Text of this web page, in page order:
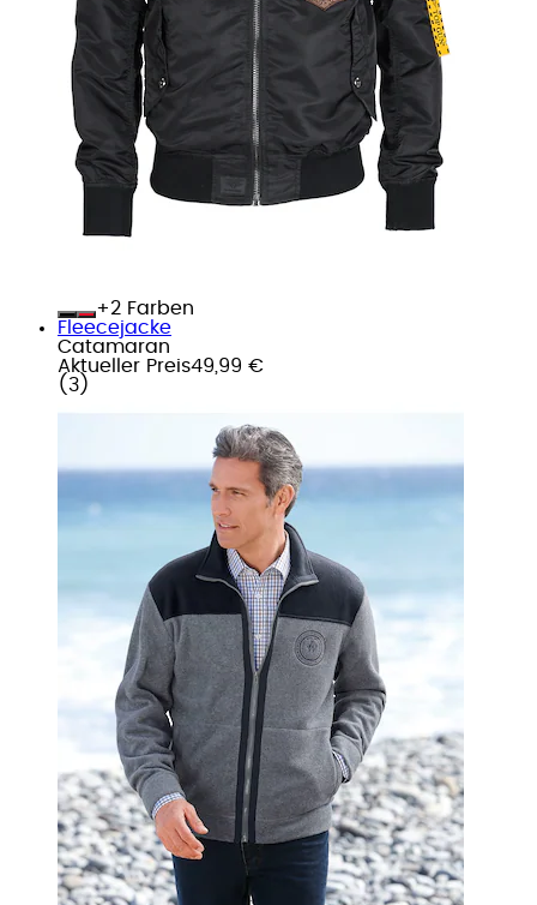
+
Farben
Fleecejacke
Catamaran
Aktueller Preis49,99 €
( 3 )